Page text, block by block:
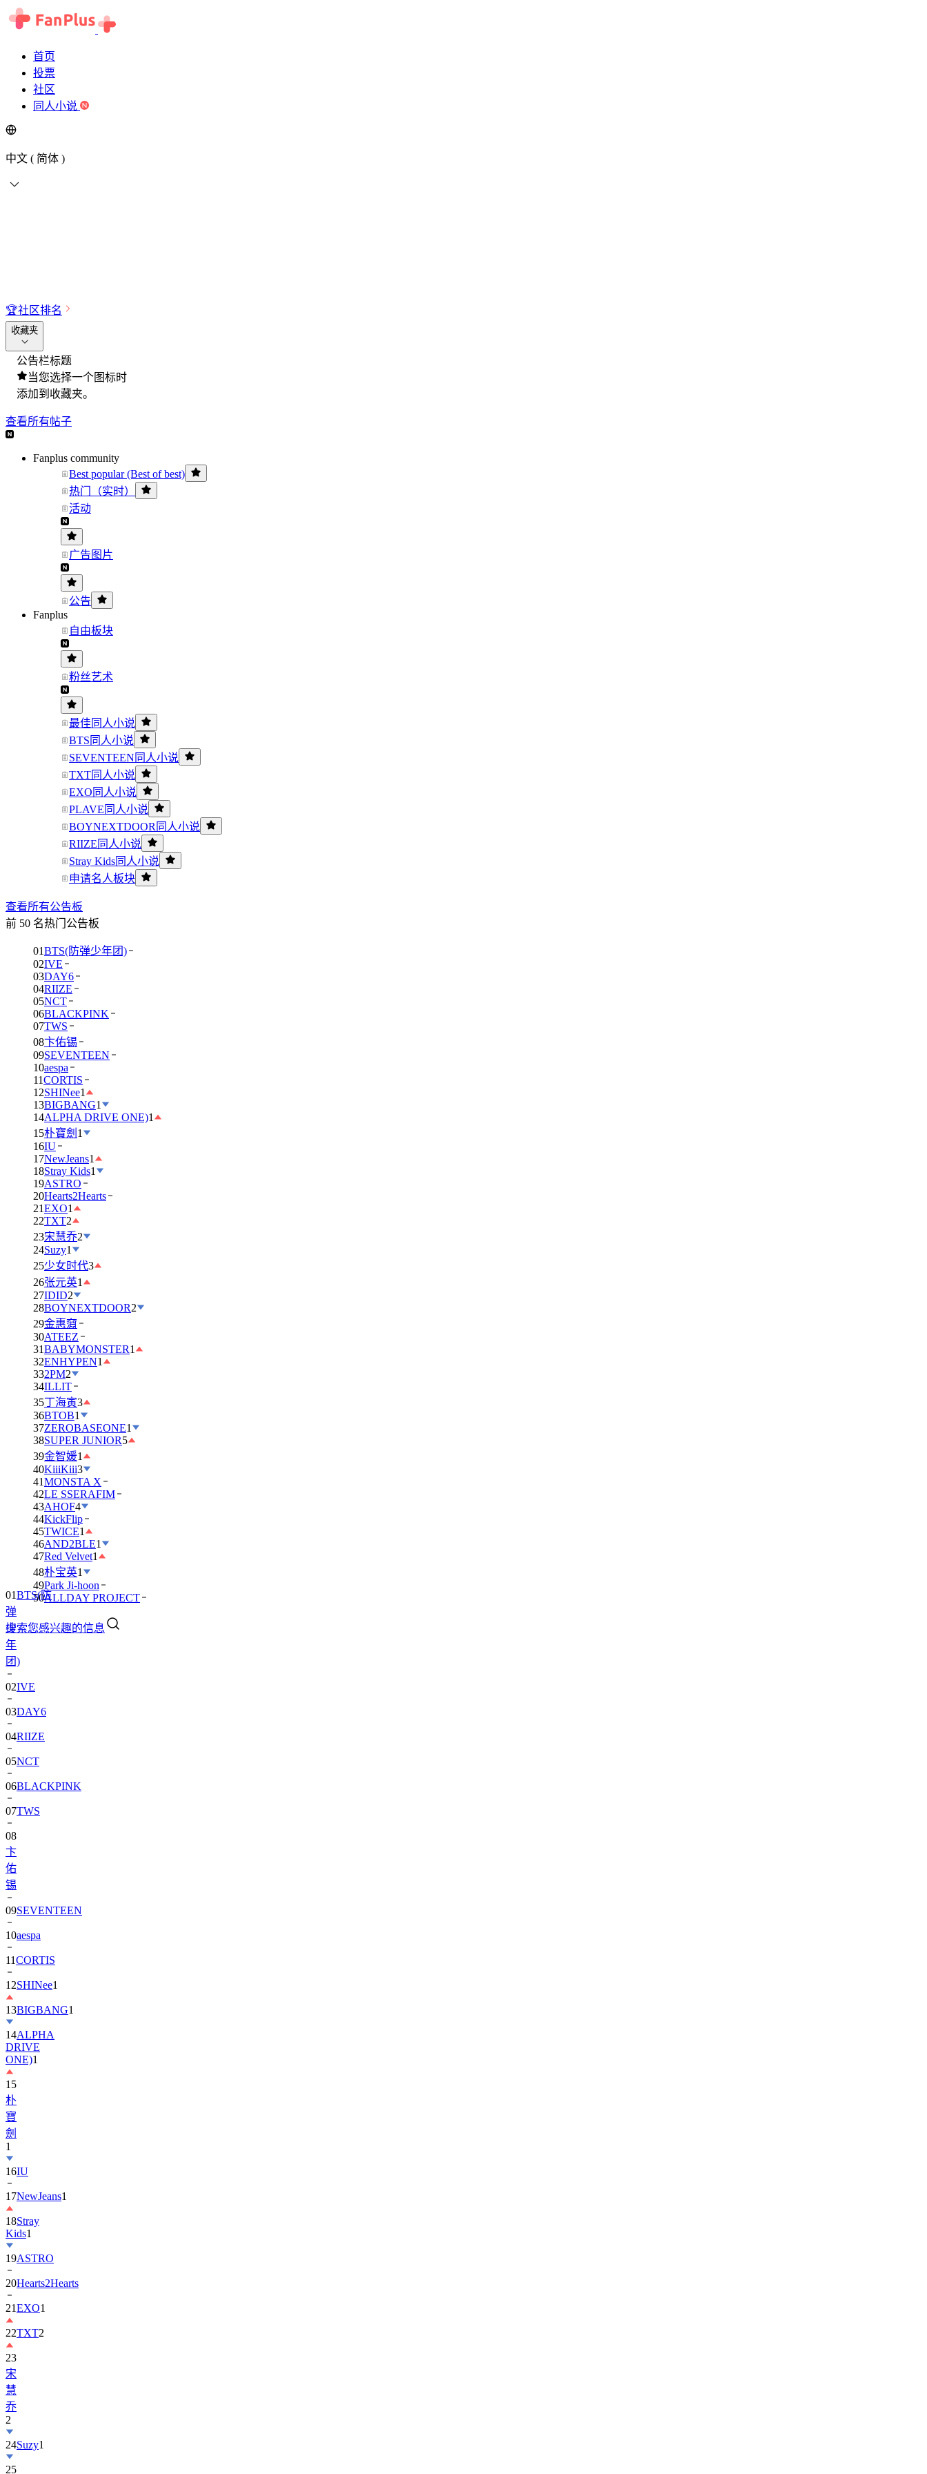
首页
投票
社区
同人小说
中文 ( 简体 )
🏆社区排名
收藏夹
公告栏标题
当您选择一个图标时
添加到收藏夹。
查看所有帖子
Fanplus community
Best popular (Best of best)
热门（实时）
活动
广告图片
公告
Fanplus
自由板块
粉丝艺术
最佳同人小说
BTS同人小说
SEVENTEEN同人小说
TXT同人小说
EXO同人小说
PLAVE同人小说
BOYNEXTDOOR同人小说
RIIZE同人小说
Stray Kids同人小说
申请名人板块
查看所有公告板
前 50 名热门公告板
01BTS(防弹少年团)
02IVE
03DAY6
04RIIZE
05NCT
06BLACKPINK
07TWS
08卞佑锡
09SEVENTEEN
10aespa
11CORTIS
12SHINee1
13BIGBANG1
14ALPHA DRIVE ONE)1
15朴寶劍 1
16IU
17NewJeans1
18Stray Kids1
19ASTRO
20Hearts2Hearts
21EXO1
22TXT2
23宋慧乔2
24Suzy1
25少女时代3
26张元英1
27IDID2
28BOYNEXTDOOR2
29金惠奫
30ATEEZ
31BABYMONSTER1
32ENHYPEN1
332PM2
34ILLIT
35丁海寅3
36BTOB1
37ZEROBASEONE1
38SUPER JUNIOR5
39金智媛1
40KiiiKiii3
41MONSTA X
42LE SSERAFIM
43AHOF4
44KickFlip
45TWICE1
46AND2BLE1
47Red Velvet1
48朴宝英1
49Park Ji-hoon
50ALLDAY PROJECT
搜索您感兴趣的信息
01BTS(防
弹
少
年
团)
02IVE
03DAY6
04RIIZE
05NCT
06BLACKPINK
07TWS
08
卞
佑
锡
09SEVENTEEN
10aespa
11CORTIS
12SHINee1
13BIGBANG1
14ALPHA
DRIVE
ONE)1
15
朴
寶
劍
1
16IU
17NewJeans1
18Stray
Kids1
19ASTRO
20Hearts2Hearts
21EXO1
22TXT2
23
宋
慧
乔
2
24Suzy1
25